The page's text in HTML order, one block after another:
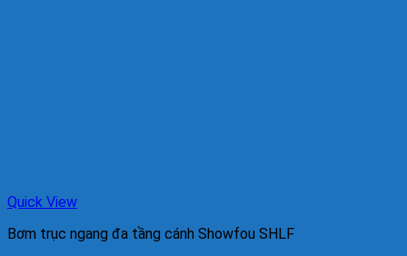
Quick View
Bơm trục ngang đa tầng cánh Showfou SHLF